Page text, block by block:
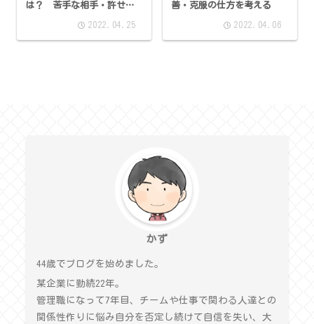
は？ 苦手な相手・許せな
2022.04.25
善・克服の仕方を考える
2022.04.06
かず
44歳でブログを始めました。
某企業に勤続22年。
管理職になって7年目、チームや仕事で関わる人達との
関係性作りに悩み自分を否定し続けて自信を失い、大